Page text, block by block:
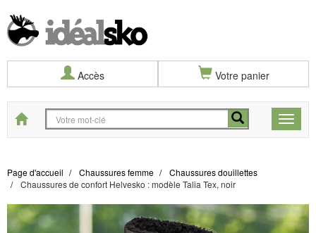
Accès Votre panier
Toggle
Start
Page d'accueil Chaussures femme
Chaussures douillettes
Chaussures de confort Helvesko : modèle Talia Tex, noir